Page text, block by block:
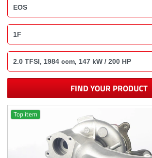
FIND YOUR PRODUCT
Top item